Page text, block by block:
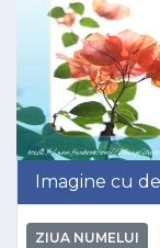
Imagine cu
ZIUA NUMELUI